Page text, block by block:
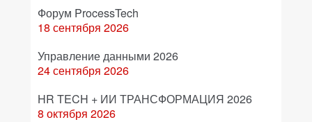
Форум ProcessTech
18 сентября 2026
Управление данными 2026
24 сентября 2026
HR TECH + ИИ ТРАНСФОРМАЦИЯ 2026
8 октября 2026